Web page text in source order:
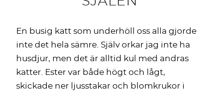
En busig katt som underhöll oss alla gjorde
inte det hela sämre. Själv orkar jag inte ha
husdjur, men det är alltid kul med andras
katter. Ester var både högt och lågt,
skickade ner ljusstakar och blomkrukor i